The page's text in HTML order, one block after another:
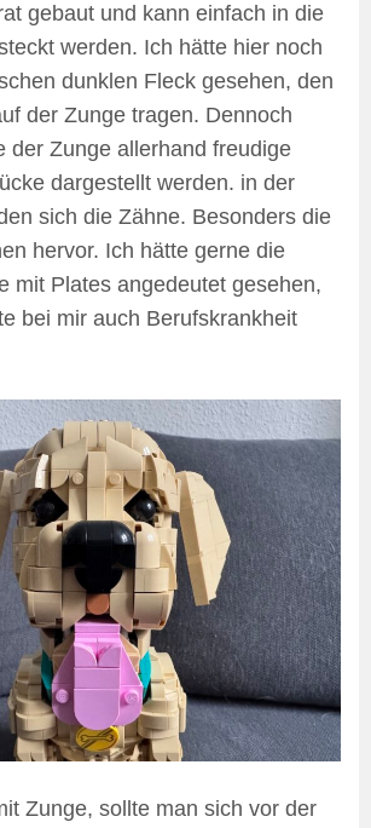
gebaut und kann einfach in die
werden. Ich hätte hier noch
dunklen Fleck gesehen, den
der Zunge tragen. Dennoch
der Zunge allerhand freudige
dargestellt werden. in der
sich die Zähne. Besonders die
hervor. Ich hätte gerne die
mit Plates angedeutet gesehen,
bei mir auch Berufskrankheit
Zunge, sollte man sich vor der